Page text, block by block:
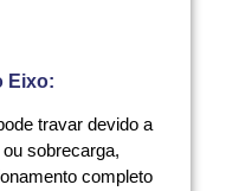
Eixo:
travar devido a
sobrecarga,
completo